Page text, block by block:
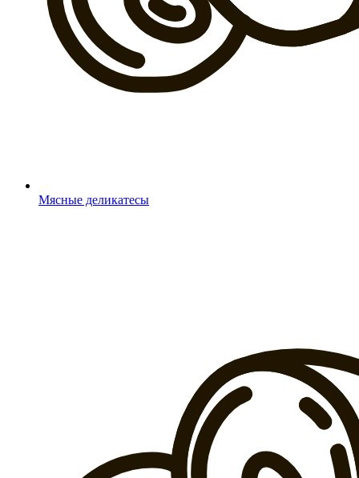
Мясные деликатесы